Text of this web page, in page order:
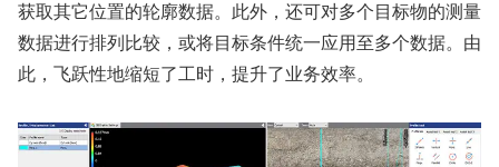
获取其它位置的轮廓数据。此外，还可对多个目标物的测量
数据进行排列比较，或将目标条件统一应用至多个数据。由
此，飞跃性地缩短了工时，提升了业务效率。